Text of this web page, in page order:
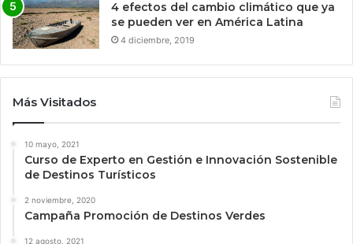
4 efectos del cambio climático que ya
se pueden ver en América Latina
4 diciembre, 2019
Más Visitados
10 mayo, 2021
Curso de Experto en Gestión e Innovación Sostenible
de Destinos Turísticos
2 noviembre, 2020
Campaña Promoción de Destinos Verdes
12 agosto, 2021